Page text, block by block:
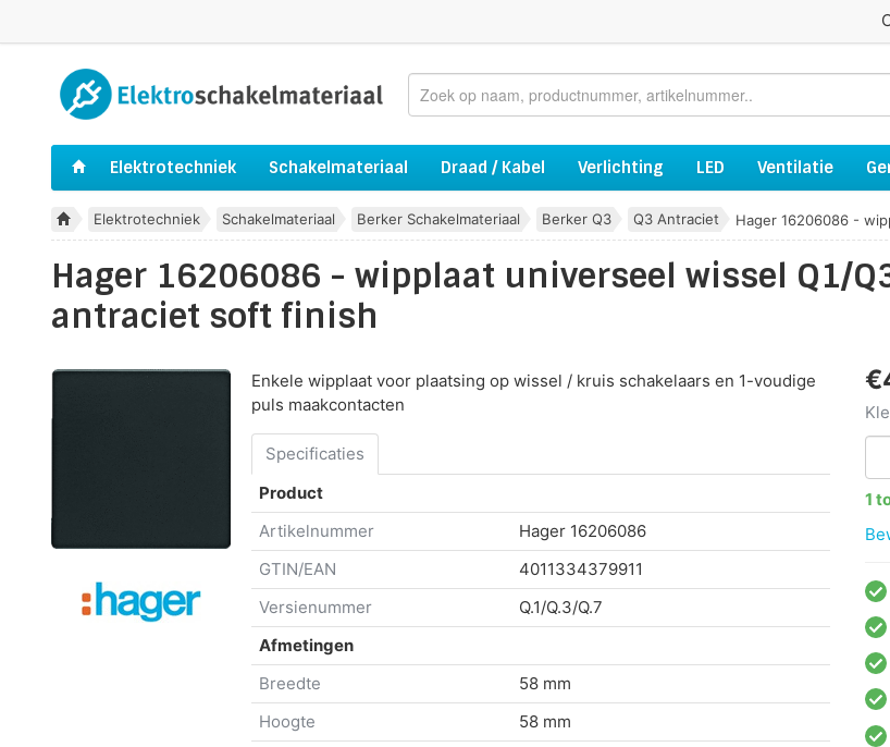
Elektrotechniek Schakelmateriaal Draad / Kabel Verlichting LED Ventilatie
Elektrotechniek Schakelmateriaal Berker Schakelmateriaal Berker Q3 Q3 Antraciet Hager 16206086 -
Hager 16206086 - wipplaat universeel wissel Q1/
antraciet soft finish
Enkele wipplaat voor plaatsing op wissel / kruis schakelaars en 1-voudige
puls maakcontacten
Specificaties
Product
Artikelnummer
Hager 16206086
GTIN/EAN
4011334379911
Versienummer
Q.1/Q.3/Q.7
Afmetingen
Breedte
58 mm
Hoogte
58 mm
1